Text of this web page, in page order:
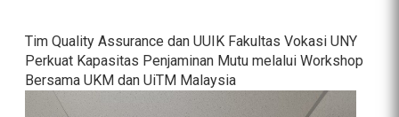
Kegiatan ini merupakan bagian dari strategi
internasionalisasi Fakultas Vokasi UNY untuk memperluas
jejaring global sekaligus meningkatkan kualitas pendidikan,
penelitian, dan tata kelola perguruan tinggi.
Tim Quality Assurance dan UUIK Fakultas Vokasi UNY
Perkuat Kapasitas Penjaminan Mutu melalui Workshop
Bersama UKM dan UiTM Malaysia